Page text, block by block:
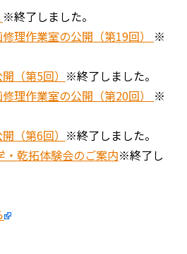
※終了しました。
理作業室の公開（第19回） ※
（第5回） ※終了しました。
理作業室の公開（第20回） ※
（第6回） ※終了しました。
・乾拓体験会のご案内※終了し